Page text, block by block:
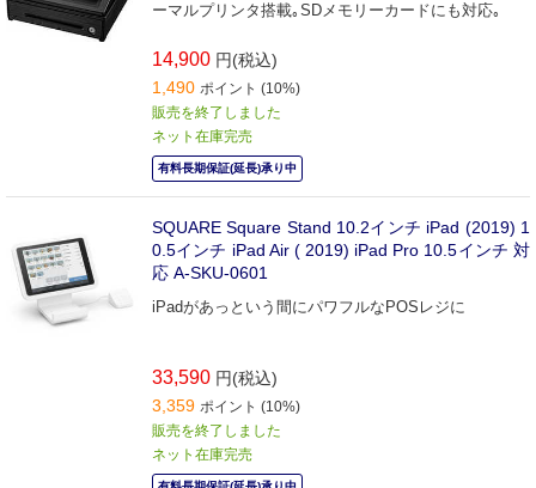
ーマルプリンタ搭載｡SDメモリーカードにも対応｡
14,900 円(税込)
1,490 ポイント (10%)
販売を終了しました
ネット在庫完売
有料長期保証(延長)承り中
SQUARE Square Stand 10.2インチ iPad (2019) 1
0.5インチ iPad Air ( 2019) iPad Pro 10.5インチ 対
応 A-SKU-0601
iPadがあっという間にパワフルなPOSレジに
33,590 円(税込)
3,359 ポイント (10%)
販売を終了しました
ネット在庫完売